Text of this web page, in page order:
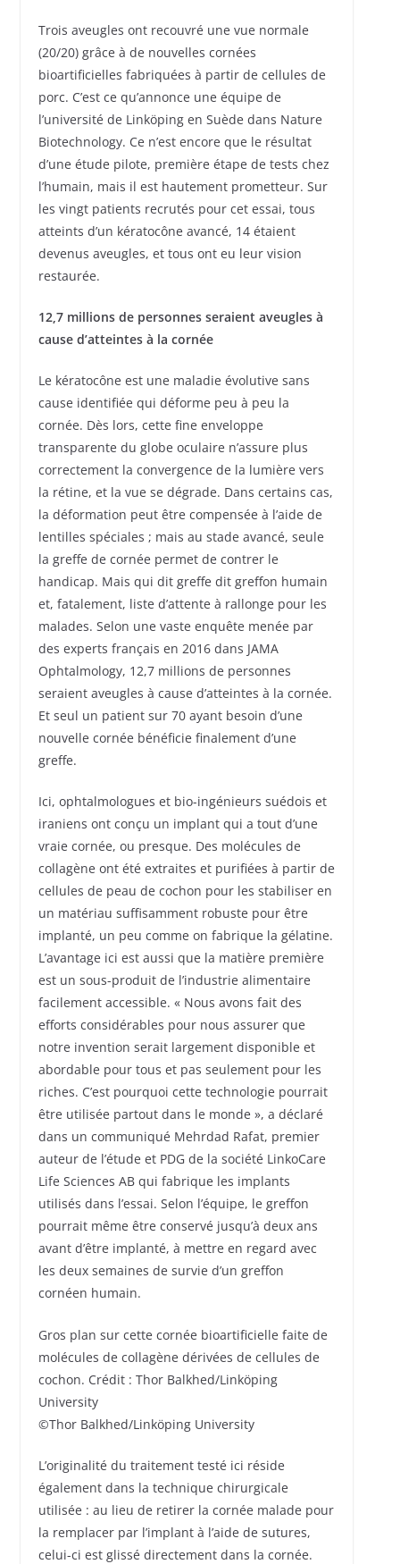
Trois aveugles ont recouvré une vue normale
(20/20) grâce à de nouvelles cornées
bioartificielles fabriquées à partir de cellules de
porc. C’est ce qu’annonce une équipe de
l’université de Linköping en Suède dans Nature
Biotechnology. Ce n’est encore que le résultat
d’une étude pilote, première étape de tests chez
l’humain, mais il est hautement prometteur. Sur
les vingt patients recrutés pour cet essai, tous
atteints d’un kératocône avancé, 14 étaient
devenus aveugles, et tous ont eu leur vision
restaurée.
12,7 millions de personnes seraient aveugles à
cause d’atteintes à la cornée
Le kératocône est une maladie évolutive sans
cause identifiée qui déforme peu à peu la
cornée. Dès lors, cette fine enveloppe
transparente du globe oculaire n’assure plus
correctement la convergence de la lumière vers
la rétine, et la vue se dégrade. Dans certains cas,
la déformation peut être compensée à l’aide de
lentilles spéciales ; mais au stade avancé, seule
la greffe de cornée permet de contrer le
handicap. Mais qui dit greffe dit greffon humain
et, fatalement, liste d’attente à rallonge pour les
malades. Selon une vaste enquête menée par
des experts français en 2016 dans JAMA
Ophtalmology, 12,7 millions de personnes
seraient aveugles à cause d’atteintes à la cornée.
Et seul un patient sur 70 ayant besoin d’une
nouvelle cornée bénéficie finalement d’une
greffe.
Ici, ophtalmologues et bio-ingénieurs suédois et
iraniens ont conçu un implant qui a tout d’une
vraie cornée, ou presque. Des molécules de
collagène ont été extraites et purifiées à partir de
cellules de peau de cochon pour les stabiliser en
un matériau suffisamment robuste pour être
implanté, un peu comme on fabrique la gélatine.
L’avantage ici est aussi que la matière première
est un sous-produit de l’industrie alimentaire
facilement accessible. « Nous avons fait des
efforts considérables pour nous assurer que
notre invention serait largement disponible et
abordable pour tous et pas seulement pour les
riches. C’est pourquoi cette technologie pourrait
être utilisée partout dans le monde », a déclaré
dans un communiqué Mehrdad Rafat, premier
auteur de l’étude et PDG de la société LinkoCare
Life Sciences AB qui fabrique les implants
utilisés dans l’essai. Selon l’équipe, le greffon
pourrait même être conservé jusqu’à deux ans
avant d’être implanté, à mettre en regard avec
les deux semaines de survie d’un greffon
cornéen humain.
Gros plan sur cette cornée bioartificielle faite de
molécules de collagène dérivées de cellules de
cochon. Crédit : Thor Balkhed/Linköping
University
©Thor Balkhed/Linköping University
L’originalité du traitement testé ici réside
également dans la technique chirurgicale
utilisée : au lieu de retirer la cornée malade pour
la remplacer par l’implant à l’aide de sutures,
celui-ci est glissé directement dans la cornée.